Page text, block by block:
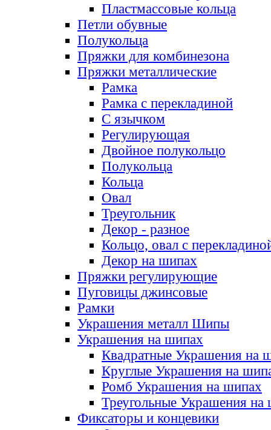
Пластмассовые кольца
Петли обувные
Полукольца
Пряжки для комбинезона
Пряжки металлические
Рамка
Рамка с перекладиной
С язычком
Регулирующая
Двойное полукольцо
Полукольца
Кольца
Овал
Треугольник
Декор - разное
Кольцо, овал с
Декор на шипах
Пряжки регулирующие
Пуговицы джинсовые
Рамки
Украшения металл Шипы
Украшения на шипах
Квадратные Украшения на
Круглые Украшения на
Ромб Украшения на шипах
Треугольные Украшения на
Фиксаторы и концевики